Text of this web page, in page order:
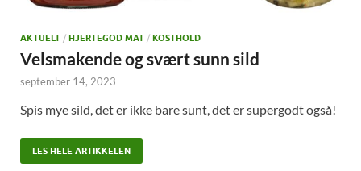
AKTUELT / HJERTEGOD MAT / KOSTHOLD
Velsmakende og svært sunn sild
september 14, 2023
Spis mye sild, det er ikke bare sunt, det er supergodt også!
LES HELE ARTIKKELEN